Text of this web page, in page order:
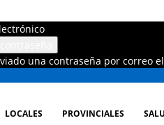
una contraseña por correo
LOCALES PROVINCIALES